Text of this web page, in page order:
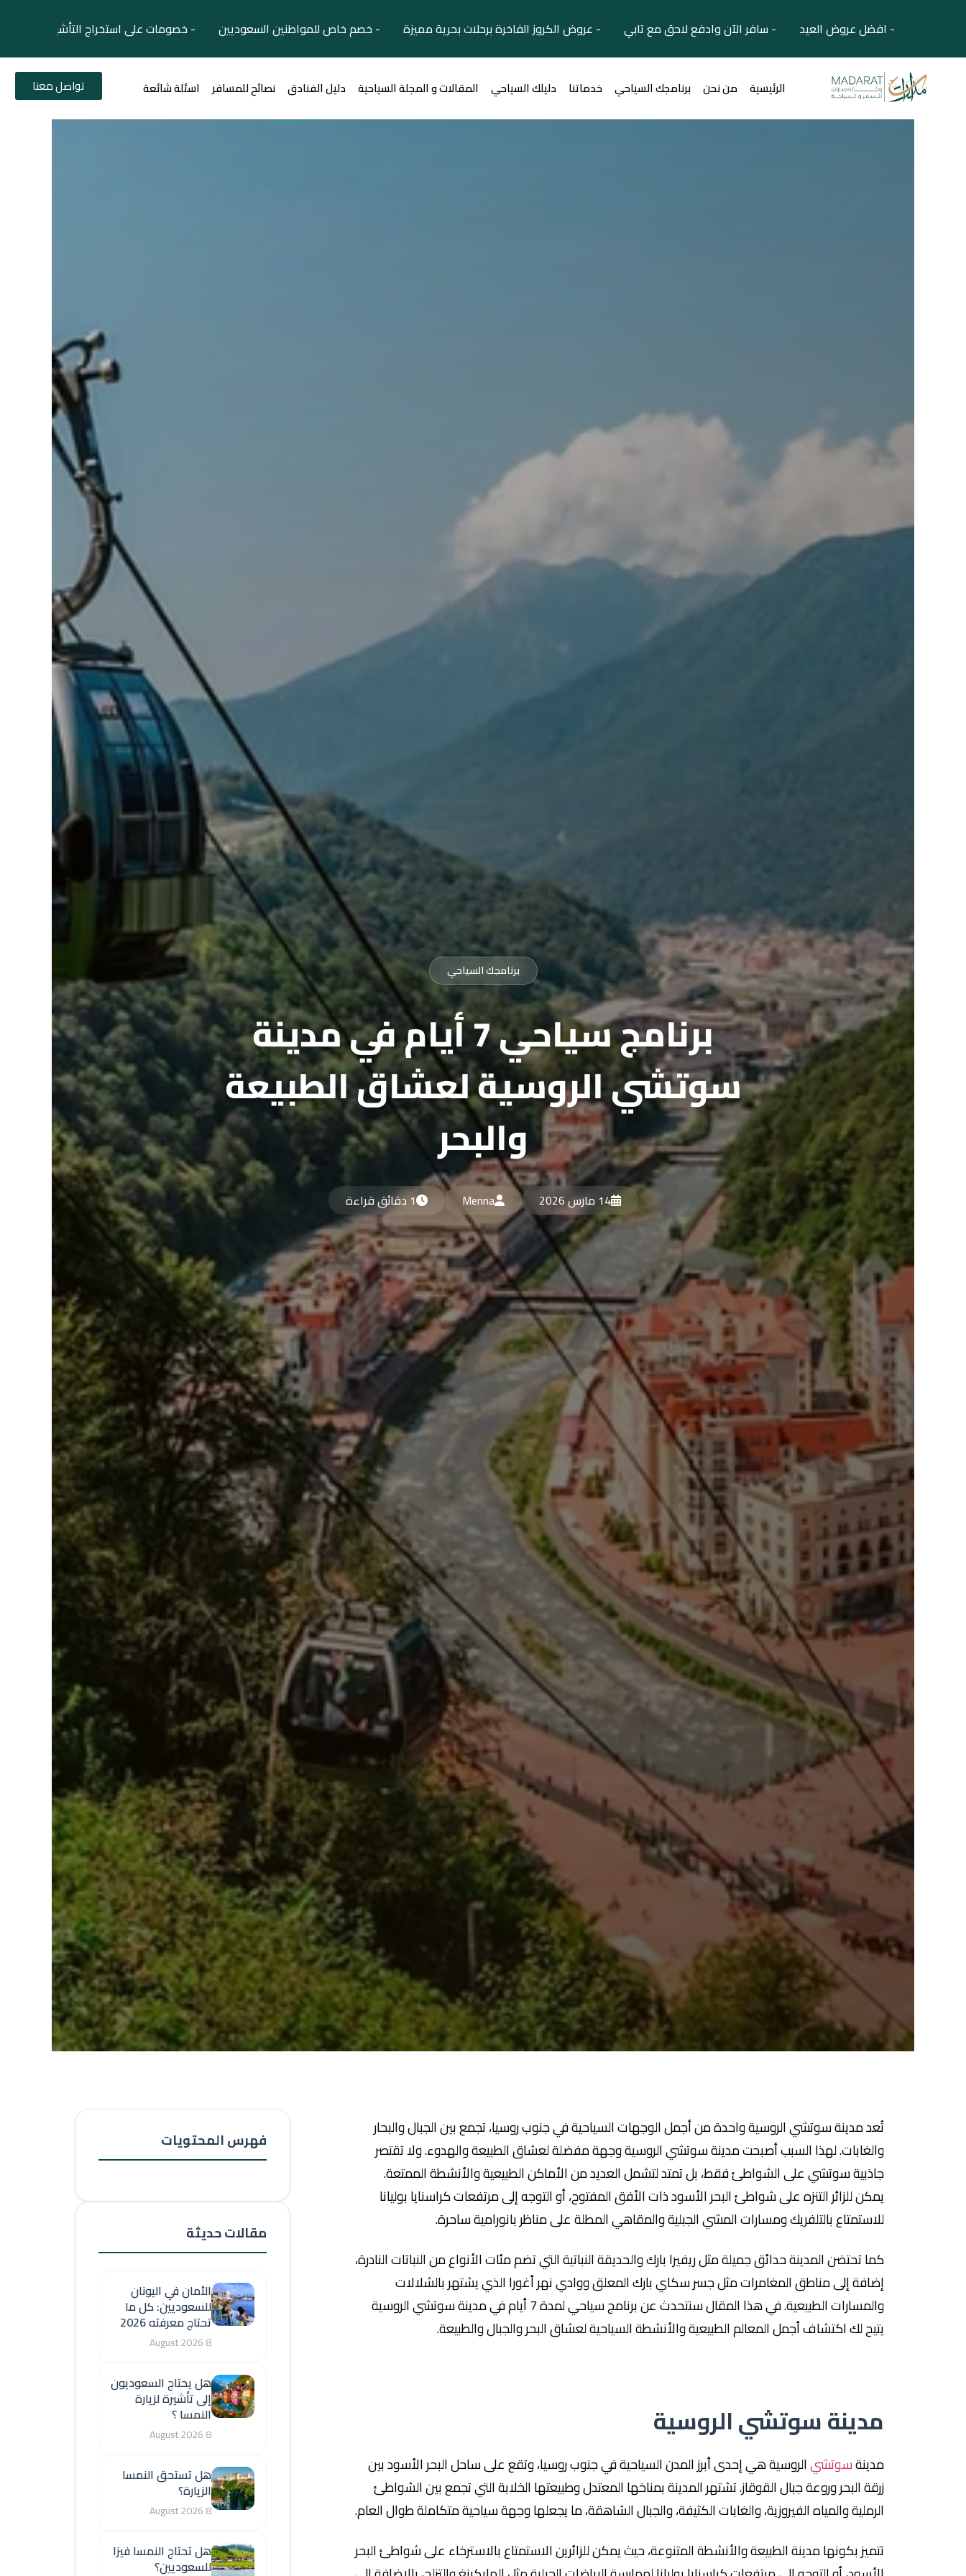
- افضل عروض العيد - سافر الآن وادفع لاحق مع تابي - عروض الكروز الفاخرة برحلات بحرية مميزة - خصم خاص للمواطنين السعوديين - خصومات على استخراج التأشيرات
الرئيسية من نحن برنامجك السياحي خدماتنا دليلك السياحي المقالات و المجلة السياحية دليل الفنادق نصائح للمسافر اسئلة شائعة تواصل معنا
برنامجك السياحي
برنامج سياحي 7 أيام في مدينة
سوتشي الروسية لعشاق الطبيعة
والبحر
14 مارس 2026 Menna 1 دقائق قراءة
تُعد مدينة سوتشي الروسية واحدة من أجمل الوجهات السياحية في جنوب روسيا، تجمع بين الجبال والبحار
والغابات. لهذا السبب أصبحت مدينة سوتشي الروسية وجهة مفضلة لعشاق الطبيعة والهدوء. ولا تقتصر
جاذبية سوتشي على الشواطئ فقط، بل تمتد لتشمل العديد من الأماكن الطبيعية والأنشطة الممتعة.
يمكن للزائر التنزه على شواطئ البحر الأسود ذات الأفق المفتوح، أو التوجه إلى مرتفعات كراسنايا بوليانا
للاستمتاع بالتلفريك ومسارات المشي الجبلية والمقاهي المطلة على مناظر بانورامية ساحرة.
كما تحتضن المدينة حدائق جميلة مثل ريفيرا بارك والحديقة النباتية التي تضم مئات الأنواع من النباتات النادرة،
إضافة إلى مناطق المغامرات مثل جسر سكاي بارك المعلق ووادي نهر أغورا الذي يشتهر بالشلالات
والمسارات الطبيعية. في هذا المقال سنتحدث عن برنامج سياحي لمدة 7 أيام في مدينة سوتشي الروسية
يتيح لك اكتشاف أجمل المعالم الطبيعية والأنشطة السياحية لعشاق البحر والجبال والطبيعة.
مدينة سوتشي الروسية
مدينةسوتشيالروسية هي إحدى أبرز المدن السياحية في جنوب روسيا، وتقع على ساحل البحر الأسود بين
زرقة البحر وروعة جبال القوقاز. تشتهر المدينة بمناخها المعتدل وطبيعتها الخلابة التي تجمع بين الشواطئ
الرملية والمياه الفيروزية، والغابات الكثيفة، والجبال الشاهقة، ما يجعلها وجهة سياحية متكاملة طوال العام.
تتميز بكونها مدينة الطبيعة والأنشطة المتنوعة، حيث يمكن للزائرين الاستمتاع بالاسترخاء على شواطئ البحر
فهرس المحتويات
مقالات حديثة
الأمان في اليونان
للسعوديين: كل ما
تحتاج معرفته 2026
8 August 2026
هل يحتاج السعوديون
إلى تأشيرة لزيارة
النمسا ؟
8 August 2026
هل تستحق النمسا
الزيارة؟
8 August 2026
هل تحتاج النمسا فيزا
للسعوديين؟